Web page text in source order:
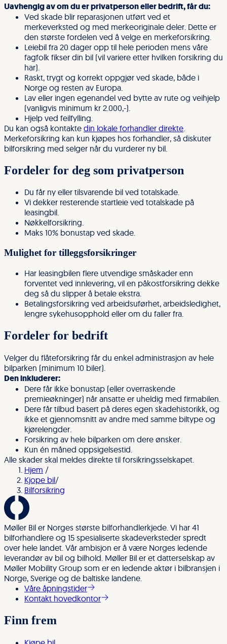
Uavhengig av om du er privatperson eller bedrift, får du:
Ved skade blir reparasjonen utført ved et
merkeverksted og med merkeoriginale deler. Dette er
den største fordelen ved å velge en merkeforsikring.
Leiebil fra 20 dager opp til hele perioden mens våre
fagfolk fikser din bil (vil variere etter hvilken forsikring du
har).
Raskt, trygt og korrekt oppgjør ved skade, både i
Norge og resten av Europa.
Lav eller ingen egenandel ved bytte av rute og veihjelp
(vanligvis minimum kr 2.000,-).
Hjelp ved feilfylling.
Du kan også kontakte din lokale forhandler direkte
Merkeforsikring kan kun kjøpes hos forhandler, så diskuter
bilforsikring med selger når du vurderer ny bil.
Fordeler for deg som privatperson
Du får ny eller tilsvarende bil ved totalskade.
Vi dekker resterende startleie ved totalskade på
leasingbil.
Nøkkelforsikring.
Maks 10% bonustap ved skade.
Mulighet for tilleggsforsikringer
Har leasingbilen flere utvendige småskader enn
forventet ved innlevering, vil en påkostforsikring dekke
deg så du slipper å betale ekstra.
Betalingsforsikring ved arbeidsuførhet, arbeidsledighet,
lengre sykehusopphold eller om du faller fra.
Fordeler for bedrift
Velger du flåteforsikring får du enkel administrasjon av hele
bilparken (minimum 10 biler).
Den inkluderer:
Dere får ikke bonustap (eller overraskende
premieøkninger) når ansatte er uheldig med firmabilen.
Dere får tilbud basert på deres egen skadehistorikk, og
ikke et gjennomsnitt av andre med samme biltype og
kjørelengder.
Forsikring av hele bilparken om dere ønsker.
Kun én måned oppsigelsestid.
Alle skader skal meldes direkte til forsikringsselskapet.
Hjem /
Kjope bil/
Bilforsikring
Møller Bil er Norges største bilforhandlerkjede. Vi har 41
bilforhandlere og 15 spesialiserte skadeverksteder spredt
over hele landet. Vår ambisjon er å være Norges ledende
leverandør av bil og bilhold. Møller Bil er et datterselskap av
Møller Mobility Group som er en ledende aktør i bilbransjen i
Norge, Sverige og de baltiske landene.
Våre åpningstider
Kontakt hovedkontor
Finn frem